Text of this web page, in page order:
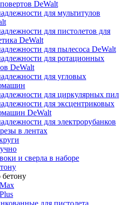
DeWalt
для мультитулов
для пистолетов для
DeWalt
для пылесоса DeWalt
для ротационных
DeWalt
для угловых
для циркулярных пил
для эксцентриковых
DeWalt
для электрорубанков
в лентах
и сверла в наборе
для пистолета